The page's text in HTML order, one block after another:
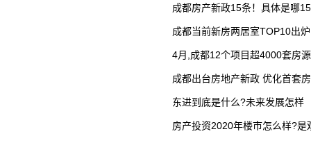
成都房产新政15条！具体是哪
成都当前新房两居室TOP10出炉
4月,成都12个项目超4000套房
成都出台房地产新政 优化首套
东进到底是什么?未来发展怎样
房产投资2020年楼市怎么样?是